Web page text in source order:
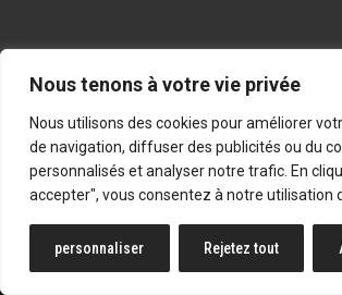
Nous tenons à votre vie privée
Nous utilisons des cookies pour améliorer
de navigation, diffuser des publicités ou du
personnalisés et analyser notre trafic. En
accepter", vous consentez à notre utilisation
personnaliser Rejetez tout
SD STORE S.A | RUE DU WAINAGE 207 -
- TOUS DROITS RÉSERVÉS -